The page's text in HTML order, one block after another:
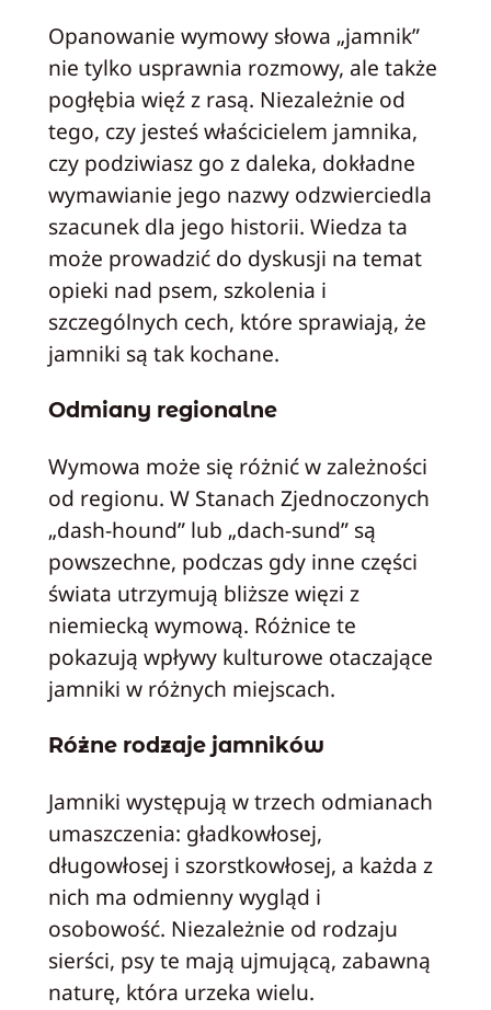
Opanowanie wymowy słowa „jamnik”
nie tylko usprawnia rozmowy, ale także
pogłębia więź z rasą. Niezależnie od
tego, czy jesteś właścicielem jamnika,
czy podziwiasz go z daleka, dokładne
wymawianie jego nazwy odzwierciedla
szacunek dla jego historii. Wiedza ta
może prowadzić do dyskusji na temat
opieki nad psem, szkolenia i
szczególnych cech, które sprawiają, że
jamniki są tak kochane.
Odmiany regionalne
Wymowa może się różnić w zależności
od regionu. W Stanach Zjednoczonych
„dash-hound” lub „dach-sund” są
powszechne, podczas gdy inne części
świata utrzymują bliższe więzi z
niemiecką wymową. Różnice te
pokazują wpływy kulturowe otaczające
jamniki w różnych miejscach.
Różne rodzaje jamników
Jamniki występują w trzech odmianach
umaszczenia: gładkowłosej,
długowłosej i szorstkowłosej, a każda z
nich ma odmienny wygląd i
osobowość. Niezależnie od rodzaju
sierści, psy te mają ujmującą, zabawną
naturę, która urzeka wielu.